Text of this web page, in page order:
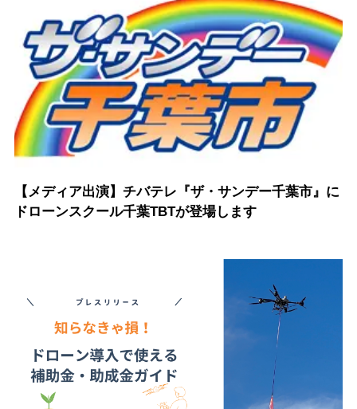
【メディア出演】チバテレ『ザ・サンデー千葉市』に
ドローンスクール千葉TBTが登場します